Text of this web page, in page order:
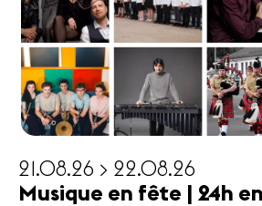
21.08.26 > 22.08.26
Musique en fête | 24h